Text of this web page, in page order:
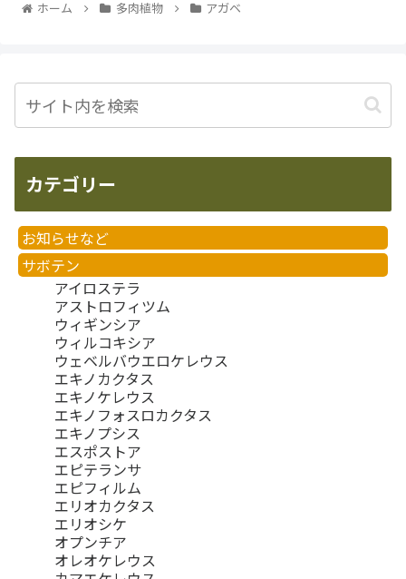
ホーム 多肉植物 アガベ
カテゴリー
お知らせなど
サボテン
アイロステラ
アストロフィツム
ウィギンシア
ウィルコキシア
ウェベルバウエロケレウス
エキノカクタス
エキノケレウス
エキノフォスロカクタス
エキノプシス
エスポストア
エピテランサ
エピフィルム
エリオカクタス
エリオシケ
オプンチア
オレオケレウス